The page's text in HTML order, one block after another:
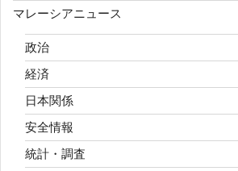
マレーシアニュース
政治
経済
日本関係
安全情報
統計・調査